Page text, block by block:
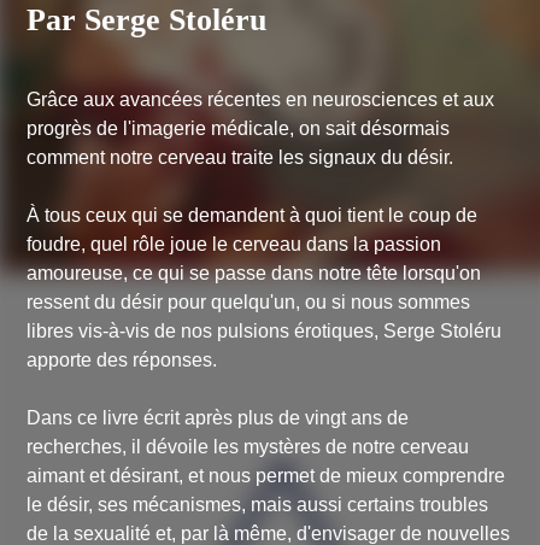
Par Serge Stoléru
Grâce aux avancées récentes en neurosciences et aux
progrès de l'imagerie médicale, on sait désormais
comment notre cerveau traite les signaux du désir.
À tous ceux qui se demandent à quoi tient le coup de
foudre, quel rôle joue le cerveau dans la passion
amoureuse, ce qui se passe dans notre tête lorsqu'on
ressent du désir pour quelqu'un, ou si nous sommes
libres vis-à-vis de nos pulsions érotiques, Serge Stoléru
apporte des réponses.
Dans ce livre écrit après plus de vingt ans de
recherches, il dévoile les mystères de notre cerveau
aimant et désirant, et nous permet de mieux comprendre
le désir, ses mécanismes, mais aussi certains troubles
de la sexualité et, par là même, d'envisager de nouvelles